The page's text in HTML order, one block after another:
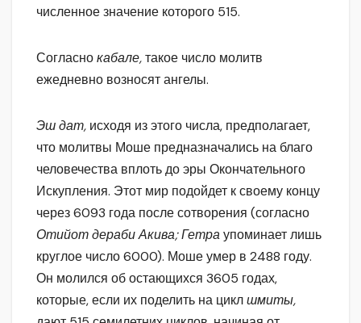
численное значение которого 515.
Согласнокабале,такое число молитв
ежедневно возносят ангелы.
Эш дат, исходя из этого числа, предполагает,
что молитвы Моше предназначались на благо
человечества вплоть до эры Окончательного
Искупления. Этот мир подойдет к своему концу
через 6093 года после сотворения (согласно
Отийот дераби Акива; Гетраупоминает лишь
круглое число 6000). Моше умер в 2488 году.
Он молился об остающихся 3605 годах,
которые, если их поделить на циклшмиты,